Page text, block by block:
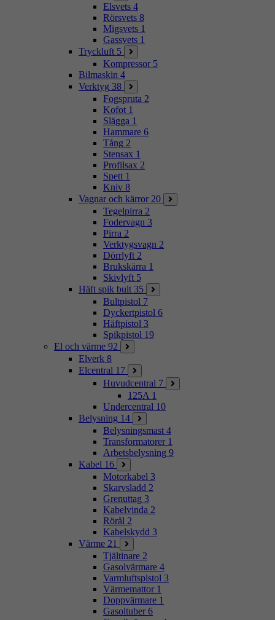
Elsvets 4
Rörsvets 8
Migsvets 1
Gassvets 1
Tryckluft 5
Kompressor 5
Bilmaskin 4
Verktyg 38
Fogspruta 2
Kofot 1
Slägga 1
Hammare 6
Tång 2
Stensax 1
Profilsax 2
Spett 1
Kniv 8
Vagnar och kärror 20
Tegelpirra 2
Fodervagn 3
Pirra 2
Verktygsvagn 2
Dörrlyft 2
Brukskärra 1
Skivlyft 5
Häft spik bult 35
Bultpistol 7
Dyckertpistol 6
Häftpistol 3
Spikpistol 19
El och värme 92
Elverk 8
Elcentral 17
Huvudcentral 7
125A 1
Undercentral 10
Belysning 14
Belysningsmast 4
Transformatorer 1
Arbetsbelysning 9
Kabel 16
Motorkabel 3
Skarvsladd 2
Grenuttag 3
Kabelvinda 2
Rörål 2
Kabelskydd 3
Värme 21
Tjältinare 2
Gasolvärmare 4
Varmluftspistol 3
Värmemattor 1
Doppvärmare 1
Gasoltuber 6